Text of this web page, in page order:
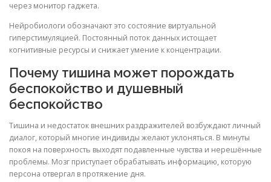
через монитор гаджета.
Нейробиологи обозначают это состояние виртуальной
гиперстимуляцией. Постоянный поток данных истощает
когнитивные ресурсы и снижает умение к концентрации.
Почему тишина может порождать
беспокойство и душевный
беспокойство
Тишина и недостаток внешних раздражителей возбуждают личный
диалог, который многие индивиды желают уклоняться. В минуты
покоя на поверхность выходят подавленные чувства и нерешённые
проблемы. Мозг приступает обрабатывать информацию, которую
персона отвергал в протяжение дня.